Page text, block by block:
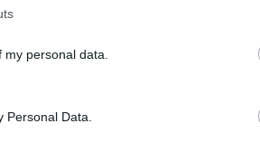
personal data.
Data.
και ανατροπές,
ανεξήγητες δυσκολίες.
πριν καιρό, βλέπουμε
ο